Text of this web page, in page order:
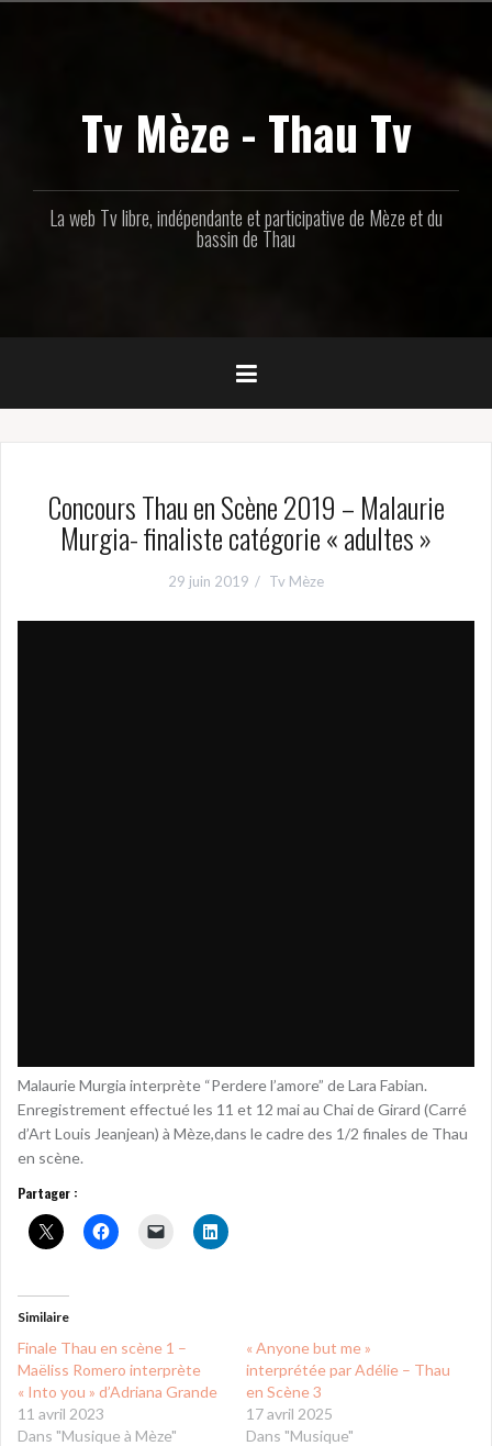
Tv Mèze - Thau Tv
La web Tv libre, indépendante et participative de Mèze et du
bassin de Thau
Concours Thau en Scène 2019 – Malaurie
Murgia- finaliste catégorie « adultes »
29 juin 2019 Tv Mèze
Malaurie Murgia interprète “Perdere l’amore” de Lara Fabian.
Enregistrement effectué les 11 et 12 mai au Chai de Girard (Carré
d’Art Louis Jeanjean) à Mèze,dans le cadre des 1/2 finales de Thau
en scène.
Partager :
Similaire
Finale Thau en scène 1 –
Maëliss Romero interprète
« Into you » d’Adriana Grande
11 avril 2023
Dans "Musique à Mèze"
« Anyone but me »
interprétée par Adélie – Thau
en Scène 3
17 avril 2025
Dans "Musique"